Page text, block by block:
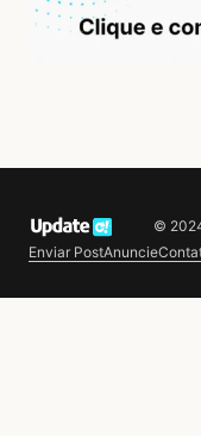
©
Enviar PostAnuncie